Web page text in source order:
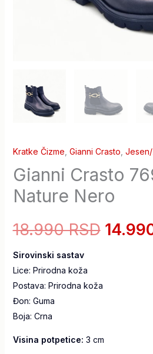
Kratke Čizme Gianni Crasto Jesen/
Gianni Crasto
Nature Nero
18.990 RSD
Sirovinski sastav
Lice: Prirodna koža
Postava: Prirodna koža
Đon: Guma
Boja: Crna
Visina potpetice: 3 cm